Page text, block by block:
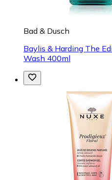
Bad & Dusch
Baylis & Harding The
Wash 400ml